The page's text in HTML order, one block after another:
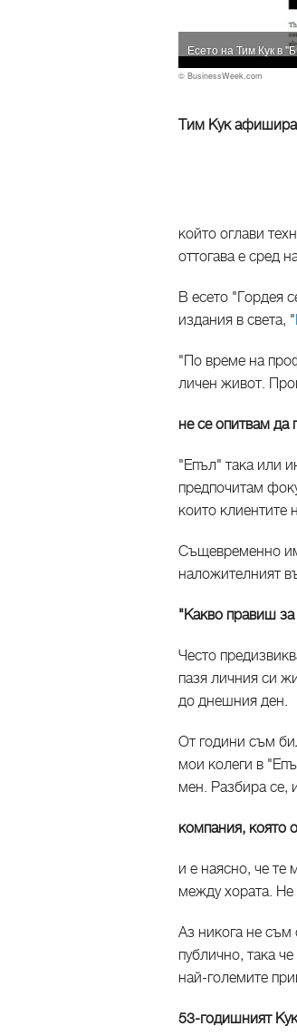
Есето на Тим Кук в
© BusinessWeek.com
Тим Кук афишира
който оглави
оттогава е сред
В есето "Гордея
издания в света, "
"По време на
личен живот.
не се опитвам да
"Епъл" така или
предпочитам
които клиентите
Същевременно
наложителният
"Какво правиш за
Често
пазя личния си
до днешния ден.
От години съм
мои колеги в
мен. Разбира се,
компания, която
и е наясно, че те
между хората. Не
Аз никога не съм
публично, така
най-големите
53-годишният